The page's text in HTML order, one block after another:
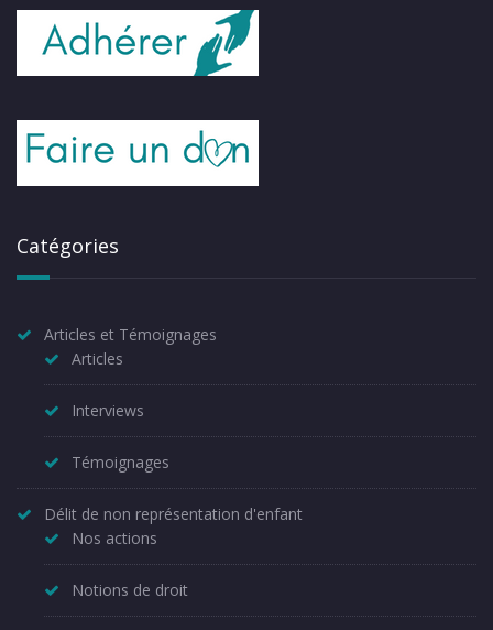
Catégories
Articles et Témoignages
Articles
Interviews
Témoignages
Délit de non représentation d'enfant
Nos actions
Notions de droit